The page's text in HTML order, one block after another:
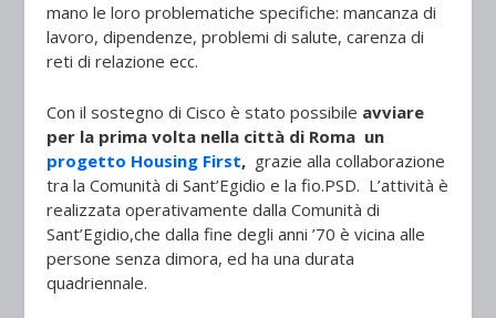
mano le loro problematiche specifiche: mancanza di
lavoro, dipendenze, problemi di salute, carenza di
reti di relazione ecc.
Con il sostegno di Cisco è stato possibile avviare
per la prima volta nella città di Roma un
progetto Housing First, grazie alla collaborazione
tra la Comunità di Sant’Egidio e la fio.PSD. L’attività è
realizzata operativamente dalla Comunità di
Sant’Egidio,che dalla fine degli anni ’70 è vicina alle
persone senza dimora, ed ha una durata
quadriennale.